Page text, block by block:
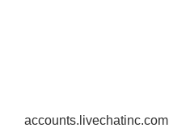
accounts.livechatinc.com